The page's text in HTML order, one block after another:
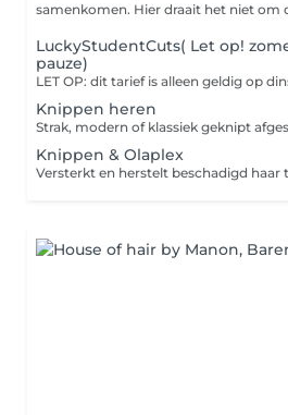
samenkomen. Hier draait het niet om
LuckyStudentCuts( Let op!
pauze)
Knippen heren
Knippen & Olaplex